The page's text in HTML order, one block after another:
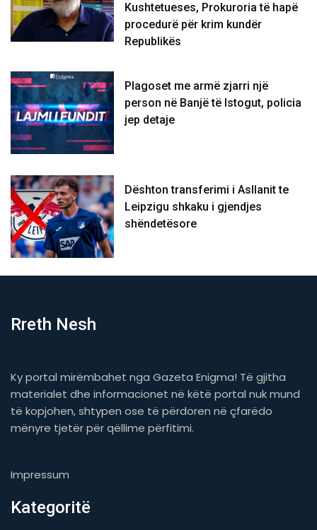
Kushtetueses, Prokuroria të hapë
procedurë për krim kundër
Republikës
Plagoset me armë zjarri një
person në Banjë të Istogut, policia
jep detaje
Dështon transferimi i Asllanit te
Leipzigu shkaku i gjendjes
shëndetësore
Rreth Nesh
Ky portal mirëmbahet nga Gazeta Enigma! Të gjitha
materialet dhe informacionet në këtë portal nuk mund
të kopjohen, shtypen ose të përdoren në çfarëdo
mënyre tjetër për qëllime përfitimi.
Impressum
Kategoritë